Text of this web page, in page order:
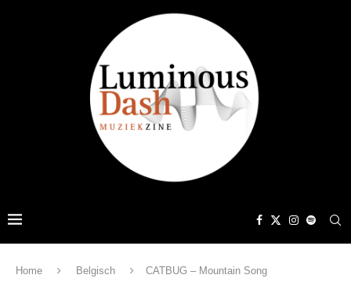
Home Belgisch CATBUG – Mountain Song